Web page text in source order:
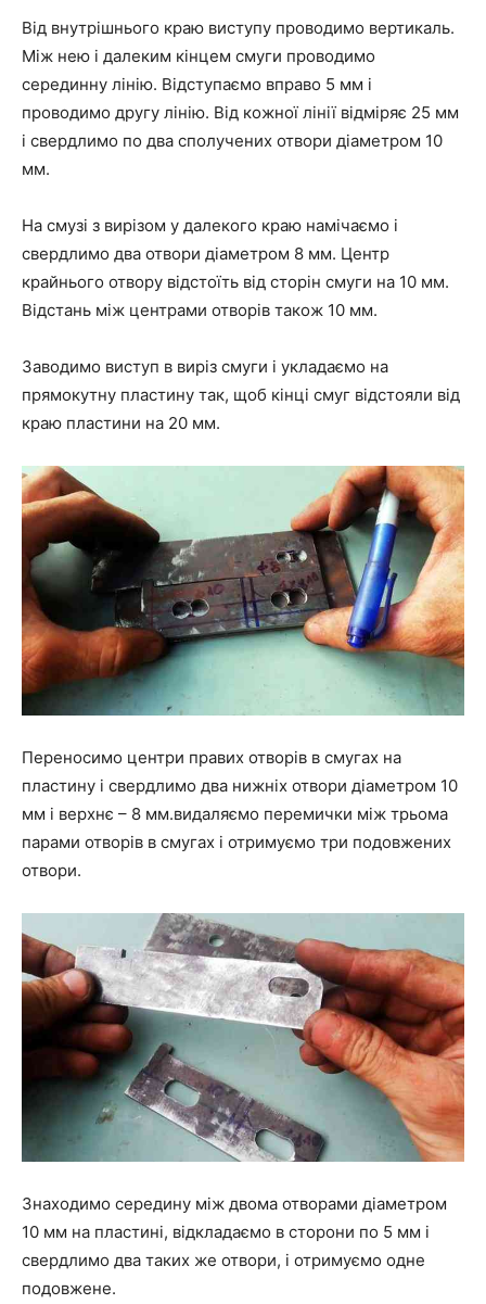
Від внутрішнього краю виступу проводимо вертикаль.
Між нею і далеким кінцем смуги проводимо
серединну лінію. Відступаємо вправо 5 мм і
проводимо другу лінію. Від кожної лінії відміряє 25 мм
і свердлимо по два сполучених отвори діаметром 10
мм.
На смузі з вирізом у далекого краю намічаємо і
свердлимо два отвори діаметром 8 мм. Центр
крайнього отвору відстоїть від сторін смуги на 10 мм.
Відстань між центрами отворів також 10 мм.
Заводимо виступ в виріз смуги і укладаємо на
прямокутну пластину так, щоб кінці смуг відстояли від
краю пластини на 20 мм.
Переносимо центри правих отворів в смугах на
пластину і свердлимо два нижніх отвори діаметром 10
мм і верхнє – 8 мм.видаляємо перемички між трьома
парами отворів в смугах і отримуємо три подовжених
отвори.
Знаходимо середину між двома отворами діаметром
10 мм на пластині, відкладаємо в сторони по 5 мм і
свердлимо два таких же отвори, і отримуємо одне
подовжене.